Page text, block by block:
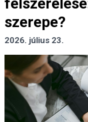
szerepe?
2026. július 23.